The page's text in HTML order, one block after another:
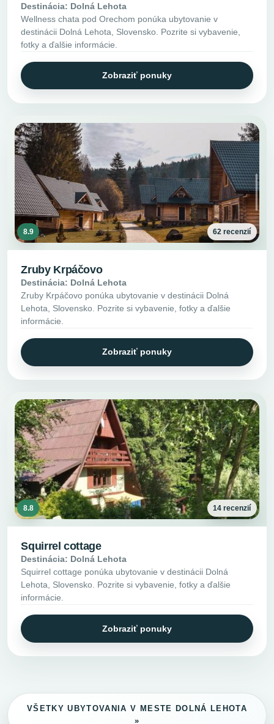
Destinácia: Dolná Lehota
Wellness chata pod Orechom ponúka ubytovanie v
destinácii Dolná Lehota, Slovensko. Pozrite si vybavenie,
fotky a ďalšie informácie.
Zobraziť ponuky
8.9 62 recenzií
Zruby Krpáčovo
Destinácia: Dolná Lehota
Zruby Krpáčovo ponúka ubytovanie v destinácii Dolná
Lehota, Slovensko. Pozrite si vybavenie, fotky a ďalšie
informácie.
Zobraziť ponuky
8.8 14 recenzií
Squirrel cottage
Destinácia: Dolná Lehota
Squirrel cottage ponúka ubytovanie v destinácii Dolná
Lehota, Slovensko. Pozrite si vybavenie, fotky a ďalšie
informácie.
Zobraziť ponuky
VŠETKY UBYTOVANIA V MESTE DOLNÁ LEHOTA
»